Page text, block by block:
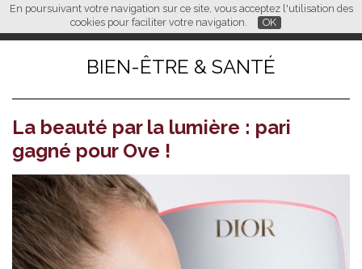
En poursuivant votre navigation sur ce site, vous acceptez l'utilisation des
cookies pour faciliter votre navigation.
OK
FR EN CN
L M
BIEN-ÊTRE & SANTÉ
La beauté par la lumière : pari
gagné pour Ove !